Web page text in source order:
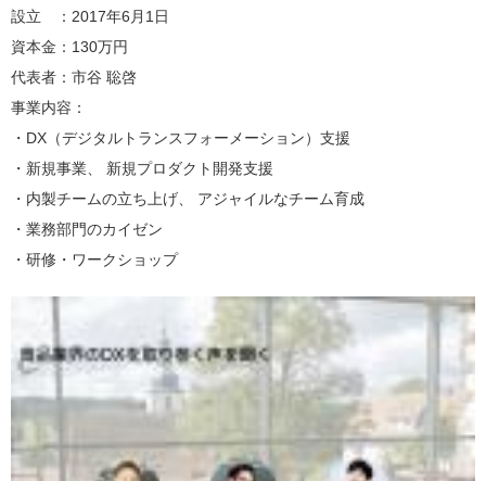
設立 ：2017年6月1日
資本金：130万円
代表者：市谷 聡啓
事業内容：
・DX（デジタルトランスフォーメーション）支援
・新規事業、 新規プロダクト開発支援
・内製チームの立ち上げ、 アジャイルなチーム育成
・業務部門のカイゼン
・研修・ワークショップ